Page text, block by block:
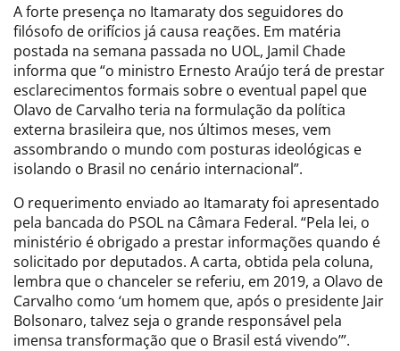
A forte presença no Itamaraty dos seguidores do
filósofo de orifícios já causa reações. Em matéria
postada na semana passada no UOL, Jamil Chade
informa que “o ministro Ernesto Araújo terá de prestar
esclarecimentos formais sobre o eventual papel que
Olavo de Carvalho teria na formulação da política
externa brasileira que, nos últimos meses, vem
assombrando o mundo com posturas ideológicas e
isolando o Brasil no cenário internacional”.
O requerimento enviado ao Itamaraty foi apresentado
pela bancada do PSOL na Câmara Federal. “Pela lei, o
ministério é obrigado a prestar informações quando é
solicitado por deputados. A carta, obtida pela coluna,
lembra que o chanceler se referiu, em 2019, a Olavo de
Carvalho como ‘um homem que, após o presidente Jair
Bolsonaro, talvez seja o grande responsável pela
imensa transformação que o Brasil está vivendo’”.